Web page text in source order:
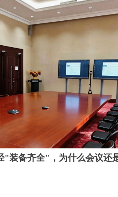
"装备齐全"，为什么会议还